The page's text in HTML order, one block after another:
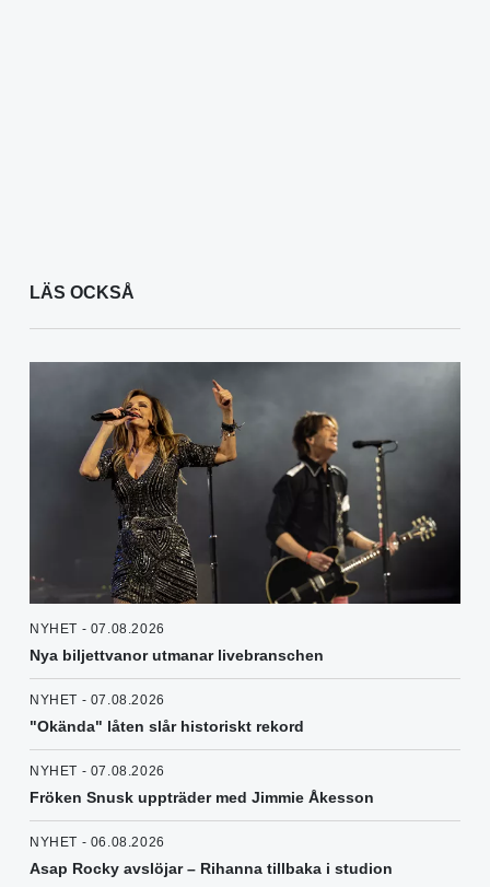
LÄS OCKSÅ
NYHET - 07.08.2026
Nya biljettvanor utmanar livebranschen
NYHET - 07.08.2026
"Okända" låten slår historiskt rekord
NYHET - 07.08.2026
Fröken Snusk uppträder med Jimmie Åkesson
NYHET - 06.08.2026
Asap Rocky avslöjar – Rihanna tillbaka i studion